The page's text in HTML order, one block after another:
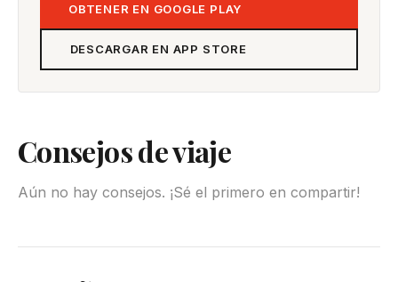
OBTENER EN GOOGLE PLAY
DESCARGAR EN APP STORE
Consejos de viaje
Aún no hay consejos. ¡Sé el primero en compartir!